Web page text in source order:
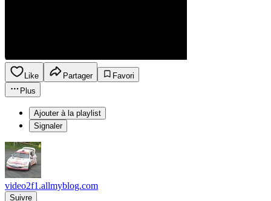
Like Partager
Favori
Plus
Ajouter à la playlist
Signaler
video2f1.allmyblog.com
Suivre